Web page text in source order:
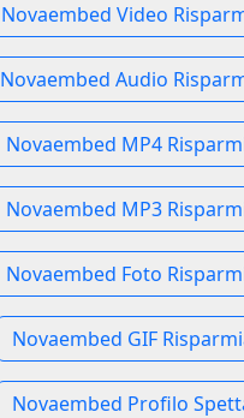
Novaembed Video
Novaembed Audio
Novaembed MP4
Novaembed MP3
Novaembed Foto
Novaembed GIF
Novaembed Profilo